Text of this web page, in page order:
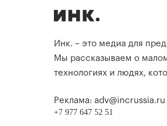
Инк. – это медиа для
Мы рассказываем о
технологиях и людях,
Реклама: adv@incrussia.ru
+7 977 647 52 51